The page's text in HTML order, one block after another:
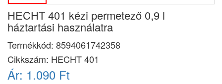
HECHT 401 kézi permetező 0,9 l
háztartási használatra
Termékkód: 8594061742358
Cikkszám: HECHT 401
Ár: 1.090 Ft